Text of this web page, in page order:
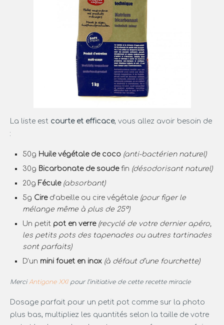
La liste est courte et efficace, vous allez avoir besoin de
:
50g Huile végétale de coco (anti-bactérien naturel)
30g Bicarbonate de soude fin (désodorisant naturel)
20g Fécule (absorbant)
5g Cired’abeille ou cire végétale (pour figer le
mélange même à plus de 25°)
Un petit pot en verre (recyclé de votre dernier apéro,
les petits pots des tapenades ou autres tartinades
sont parfaits)
D’un mini fouet en inox (à défaut d’une fourchette)
MerciAntigone XXIpour l’initiative de cette recette miracle
Dosage parfait pour un petit pot comme sur la photo
plus bas, multipliez les quantités selon la taille de votre